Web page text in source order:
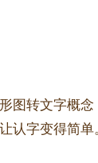
图转文字概念
认字变得简单。